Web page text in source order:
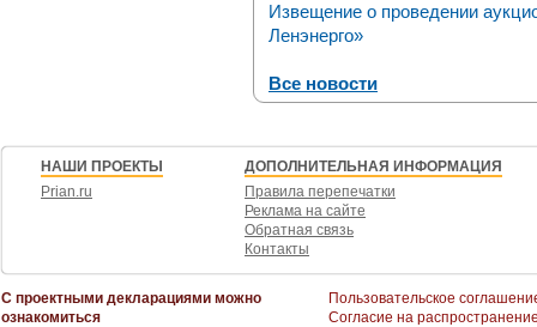
Извещение о проведении
Ленэнерго»
Все новости
НАШИ ПРОЕКТЫ
Prian.ru
ДОПОЛНИТЕЛЬНАЯ ИНФОРМАЦИЯ
Правила перепечатки
Реклама на сайте
Обратная связь
Контакты
С проектными декларациями можно
ознакомиться
Пользовательское
Согласие на